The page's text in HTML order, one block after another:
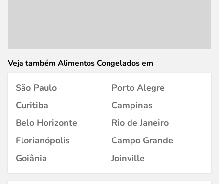
Veja também Alimentos Congelados em
São Paulo
Porto Alegre
Curitiba
Campinas
Belo Horizonte
Rio de Janeiro
Florianópolis
Campo Grande
Goiânia
Joinville